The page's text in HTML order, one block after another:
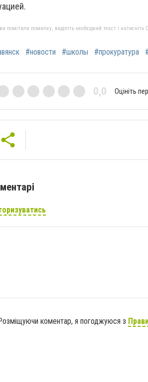
помітили помилку, виділіть необхідний текст і
#новости #школы #прокуратура
0,0 Оцініть
коментар, я погоджуюся з